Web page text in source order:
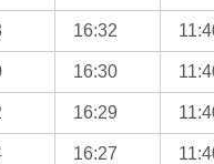
16:32
16:30
16:29
16:27